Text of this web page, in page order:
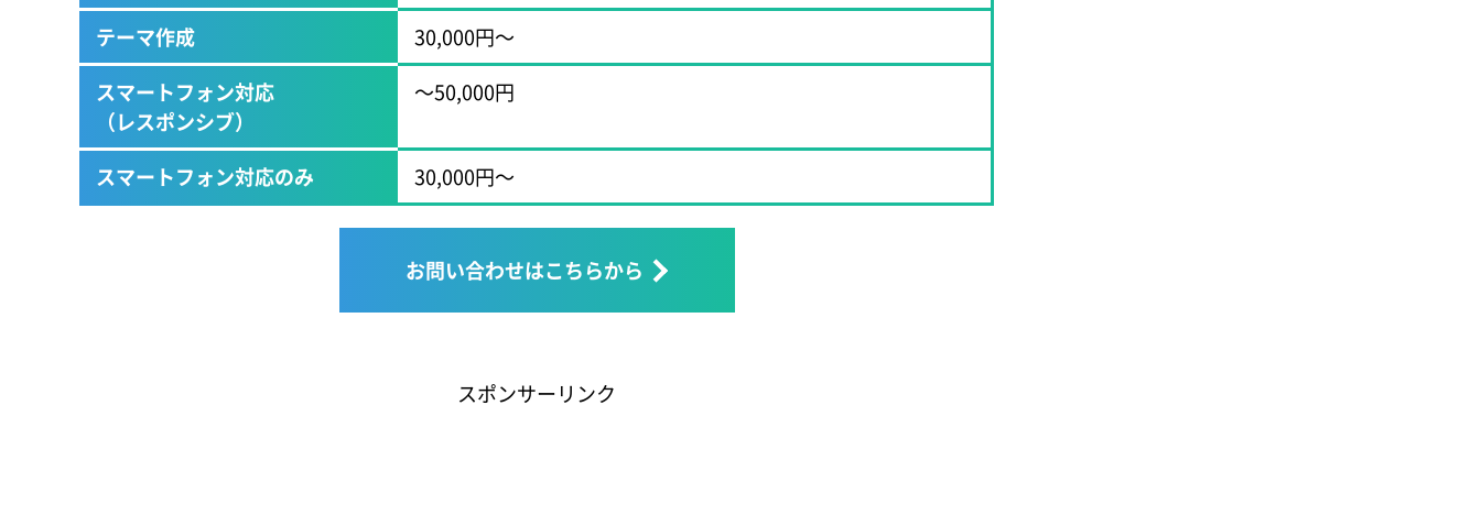
テーマ作成
30,000円～
スマートフォン対応
（レスポンシブ）
～50,000円
スマートフォン対応のみ 30,000円～
お問い合わせはこちらから
スポンサーリンク